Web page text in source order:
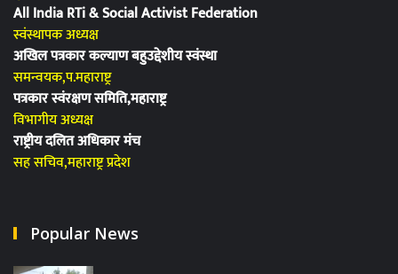
All India RTi & Social Activist Federation
स्वंस्थापक अध्यक्ष
अखिल पत्रकार कल्याण बहुउद्देशीय स्वंस्था
समन्वयक,प.महाराष्ट्र
पत्रकार स्वंरक्षण समिति,महाराष्ट्र
विभागीय अध्यक्ष
राष्ट्रीय दलित अधिकार मंच
सह सचिव,महाराष्ट्र प्रदेश
Popular News